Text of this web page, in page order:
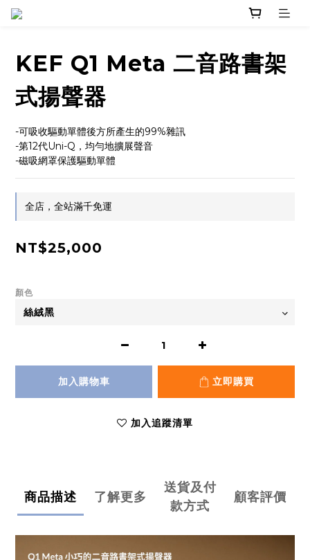
KEF Q1 Meta 二音路書架
式揚聲器
-可吸收驅動單體後方所產生的99%雜訊
-第12代Uni-Q，均勻地擴展聲音
-磁吸網罩保護驅動單體
全店，全站滿千免運
NT$25,000
顏色
加入購物車 立即購買
加入追蹤清單
商品描述 了解更多
送貨及付
款方式
顧客評價